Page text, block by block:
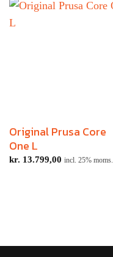
Original Prusa Core
One L
kr. 13.799,00 incl. 25% moms.